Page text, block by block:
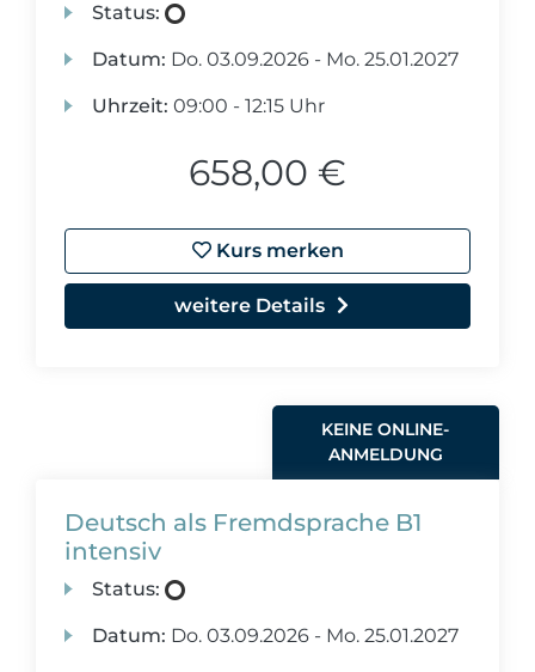
Status:
Datum: Do. 03.09.2026 - Mo. 25.01.2027
Uhrzeit: 09:00 - 12:15 Uhr
658,00 €
Kurs merken
weitere Details
KEINE ONLINE-
ANMELDUNG
Deutsch als Fremdsprache B1
intensiv
Status:
Datum: Do. 03.09.2026 - Mo. 25.01.2027